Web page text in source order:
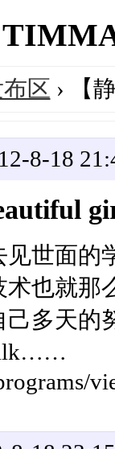
区 › 【
8-18
世面的
也就那
己多天